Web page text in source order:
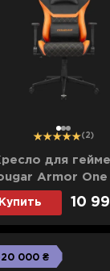
12 3 (2)
для
Armor One
(Black) (UA)
Купить 10
000 ₴